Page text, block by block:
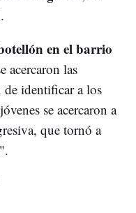
en el barrio
acercaron las
de identificar a los
se acercaron a
que tornó a